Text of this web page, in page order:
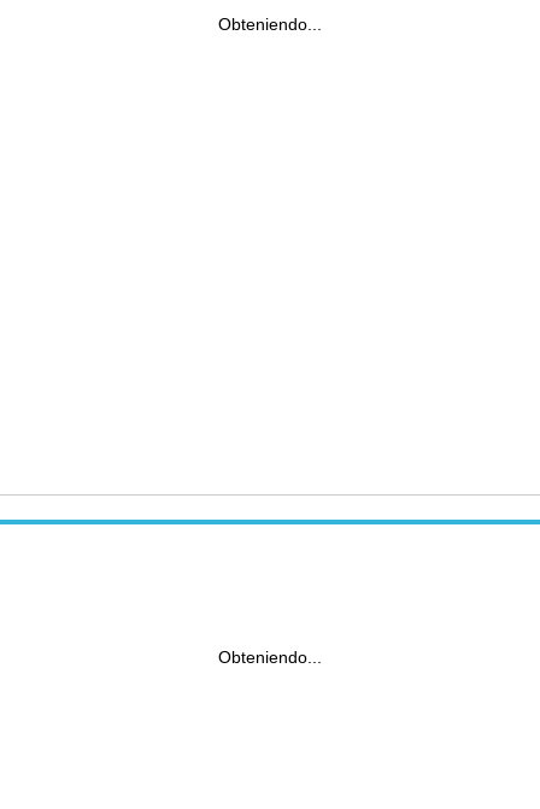
Obteniendo...
Obteniendo...